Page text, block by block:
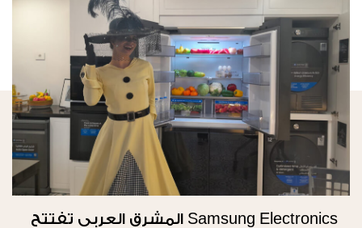
Samsung Electronics المشرق العربي تفتتح